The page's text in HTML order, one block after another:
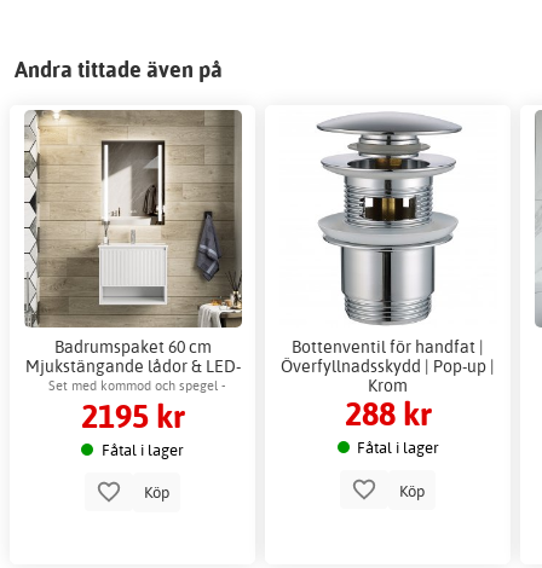
Andra tittade även på
Badrumspaket 60 cm
Mjukstängande lådor & LED-
spegel - Aurelia
Set med kommod och spegel -
keramiskt tvättställ & dimbar LED-
spegel med anti-fog.
2195 kr
Fåtal i lager
Köp
Bottenventil för handfat |
Överfyllnadsskydd | Pop-up |
Krom
288 kr
Fåtal i lager
Köp